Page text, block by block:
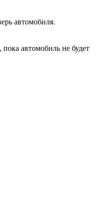
автомобиля.
автомобиль не будет